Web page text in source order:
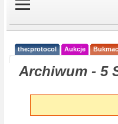
the:protocol Aukcje
Archiwum - 5